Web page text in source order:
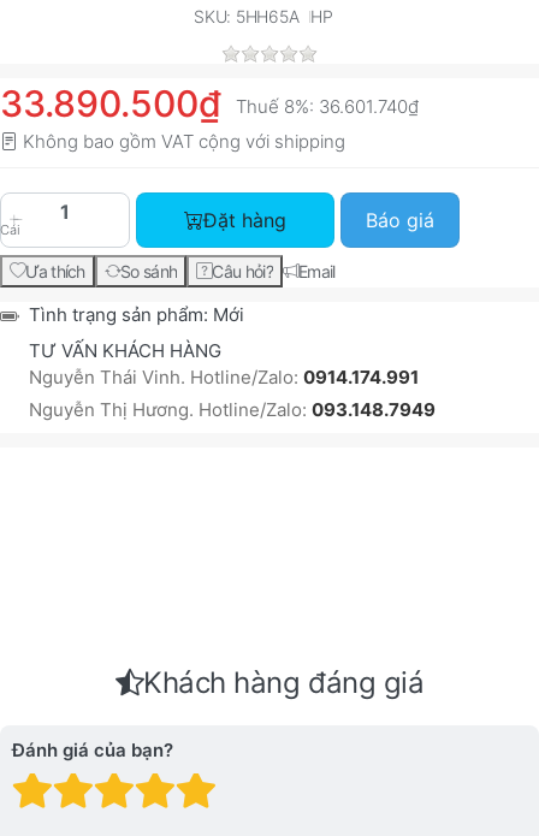
SKU: 5HH65A HP
33.890.500₫ Thuế 8%: 36.601.740₫
Không bao gồm VAT cộng với shipping
Cái
HP Color LaserJet Pro MFP 4303dw Printer
Đặt hàng Báo giá
Ưa thích So sánh Câu hỏi? Email
Tình trạng sản phẩm: Mới
TƯ VẤN KHÁCH HÀNG
Nguyễn Thái Vinh. Hotline/Zalo: 0914.174.991
Nguyễn Thị Hương. Hotline/Zalo: 093.148.7949
Khách hàng đáng giá
Đánh giá của bạn?
Đánh giá: 4 trên 5
Đánh giá: 3 trên 5 sao.
Đánh giá: 2 trên 5 sao.
Đánh giá: 1 trên 5 sao. Xấu